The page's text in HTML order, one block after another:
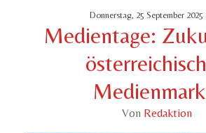
Donnerstag, 25 September 2025
Medientage:
Von Redaktion